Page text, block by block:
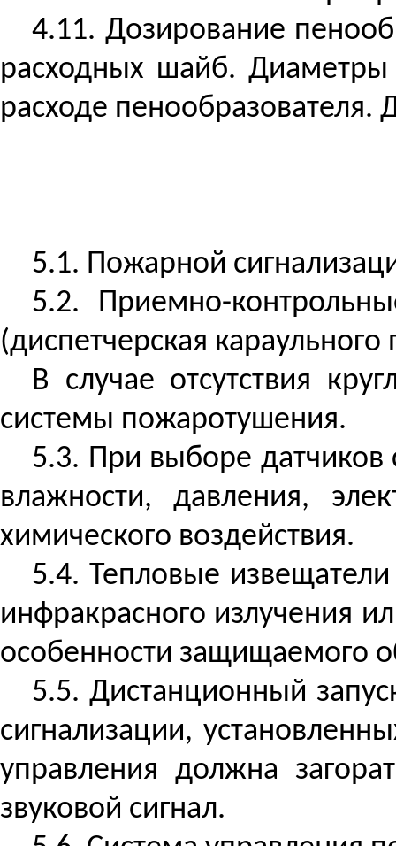
4.11. Дозирование
расходных шайб. Диаметры
расходе
5.1. Пожарной
5.2. Приемно-
(диспетчерская
В случае отсутствия
системы пожаротушения.
5.3. При выборе датчиков
влажности, давления,
химического воздействия.
5.4. Тепловые
инфракрасного излучения
особенности защищаемого
5.5. Дистанционный
сигнализации,
управления должна
звуковой сигнал.